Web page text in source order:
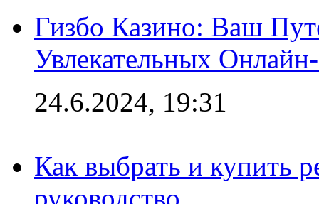
Гизбо Казино: Ваш
Увлекательных
24.6.2024, 19:31
Как выбрать и купить
руководство